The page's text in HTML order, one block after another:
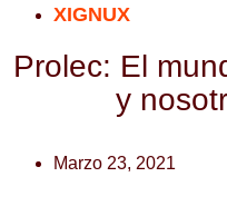
XIGNUX
Prolec: El
y
Marzo 23, 2021